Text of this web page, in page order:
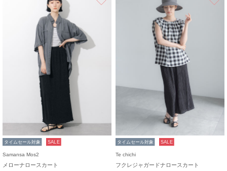
タイムセール対象 SALE
Samansa Mos2
メローナロースカート
タイムセール対象 SALE
Te chichi
フクレジャガードナロースカート